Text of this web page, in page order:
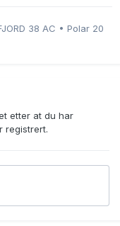
38 AC • Polar 20
etter at du har
registrert.